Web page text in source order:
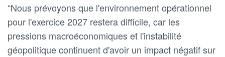
“Nous prévoyons que l'environnement opérationnel
pour l'exercice 2027 restera difficile, car les
pressions macroéconomiques et l'instabilité
géopolitique continuent d'avoir un impact négatif sur